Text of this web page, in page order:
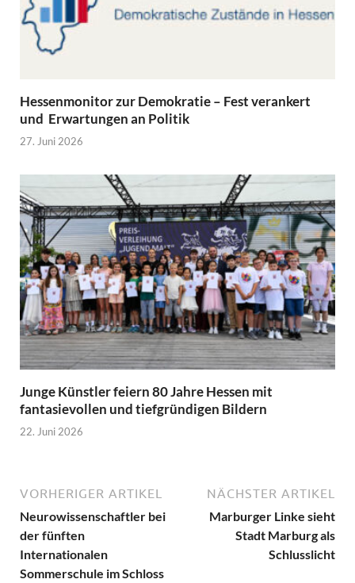
Hessenmonitor zur Demokratie – Fest verankert
und Erwartungen an Politik
27. Juni 2026
Junge Künstler feiern 80 Jahre Hessen mit
fantasievollen und tiefgründigen Bildern
22. Juni 2026
VORHERIGER ARTIKEL
Neurowissenschaftler bei
der fünften
Internationalen
Sommerschule im Schloss
NÄCHSTER ARTIKEL
Marburger Linke sieht
Stadt Marburg als
Schlusslicht